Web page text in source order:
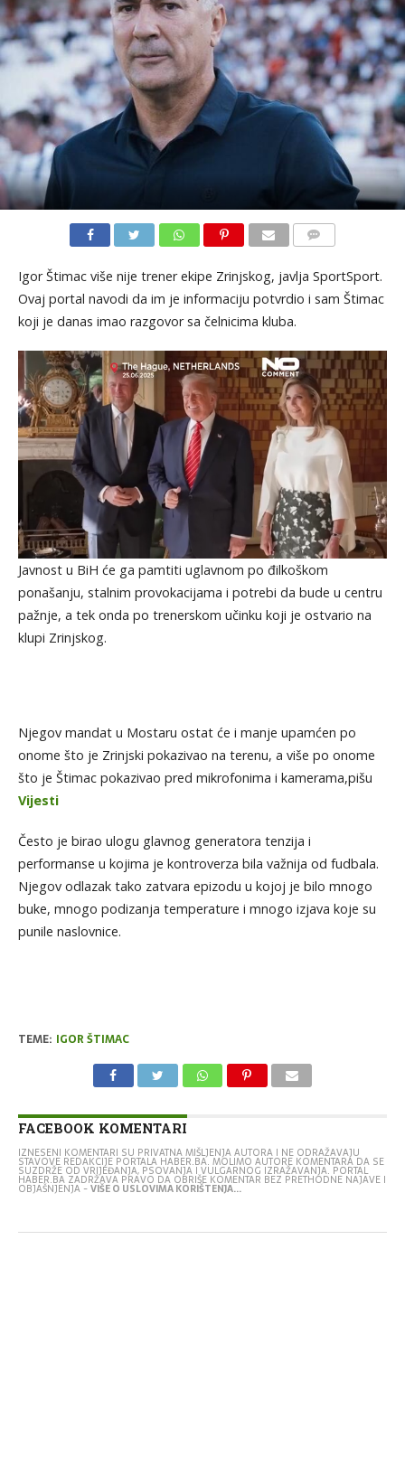
Igor Štimac više nije trener ekipe Zrinjskog, javlja SportSport.
Ovaj portal navodi da im je informaciju potvrdio i sam Štimac
koji je danas imao razgovor sa čelnicima kluba.
Javnost u BiH će ga pamtiti uglavnom po đilkoškom
ponašanju, stalnim provokacijama i potrebi da bude u centru
pažnje, a tek onda po trenerskom učinku koji je ostvario na
klupi Zrinjskog.
Njegov mandat u Mostaru ostat će i manje upamćen po
onome što je Zrinjski pokazivao na terenu, a više po onome
što je Štimac pokazivao pred mikrofonima i kamerama,pišu
Vijesti
Često je birao ulogu glavnog generatora tenzija i
performanse u kojima je kontroverza bila važnija od fudbala.
Njegov odlazak tako zatvara epizodu u kojoj je bilo mnogo
buke, mnogo podizanja temperature i mnogo izjava koje su
punile naslovnice.
TEME: IGOR ŠTIMAC
FACEBOOK KOMENTARI
IZNESENI KOMENTARI SU PRIVATNA MIŠLJENJA AUTORA I NE ODRAŽAVAJU
STAVOVE REDAKCIJE PORTALA HABER.BA. MOLIMO AUTORE KOMENTARA DA SE
SUZDRŽE OD VRIJEĐANJA, PSOVANJA I VULGARNOG IZRAŽAVANJA. PORTAL
HABER.BA ZADRŽAVA PRAVO DA OBRIŠE KOMENTAR BEZ PRETHODNE NAJAVE I
OBJAŠNJENJA -VIŠE O USLOVIMA KORIŠTENJA...